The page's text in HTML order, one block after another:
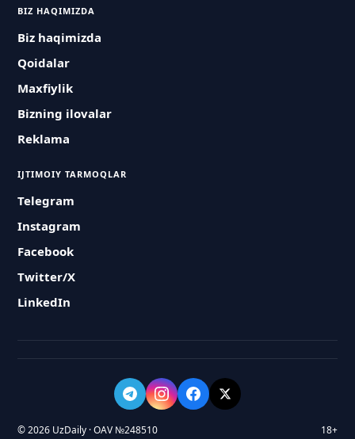
BIZ HAQIMIZDA
Biz haqimizda
Qoidalar
Maxfiylik
Bizning ilovalar
Reklama
IJTIMOIY TARMOQLAR
Telegram
Instagram
Facebook
Twitter/X
LinkedIn
© 2026 UzDaily · OAV №248510 18+